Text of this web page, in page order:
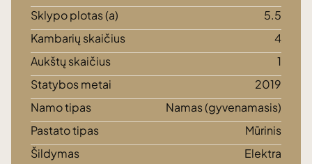
Sklypo plotas (a)
5.5
Kambarių skaičius
4
Aukštų skaičius
1
Statybos metai
2019
Namo tipas
Namas (gyvenamasis)
Pastato tipas
Mūrinis
Šildymas
Elektra